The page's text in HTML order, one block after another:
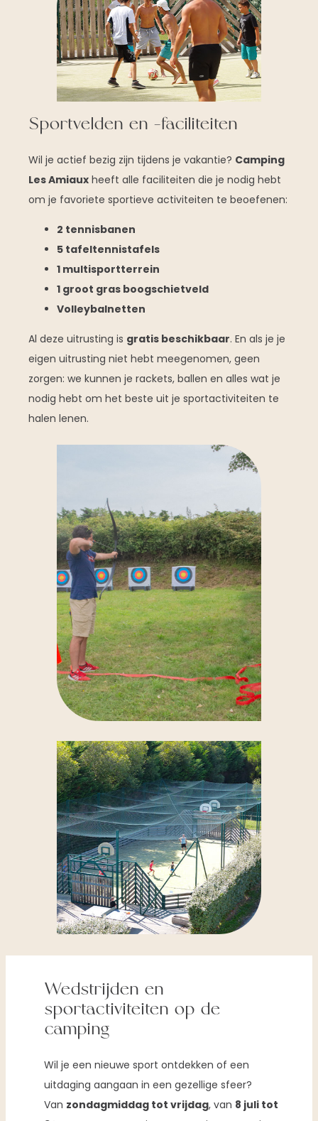
Sportvelden en -faciliteiten
Wil je actief bezig zijn tijdens je vakantie? Camping
Les Amiaux heeft alle faciliteiten die je nodig hebt
om je favoriete sportieve activiteiten te beoefenen:
2 tennisbanen
5 tafeltennistafels
1 multisportterrein
1 groot gras boogschietveld
Volleybalnetten
Al deze uitrusting is gratis beschikbaar. En als je je
eigen uitrusting niet hebt meegenomen, geen
zorgen: we kunnen je rackets, ballen en alles wat je
nodig hebt om het beste uit je sportactiviteiten te
halen lenen.
Wedstrijden en
sportactiviteiten op de
camping
Wil je een nieuwe sport ontdekken of een
uitdaging aangaan in een gezellige sfeer?
Van zondagmiddag tot vrijdag, van 8 juli tot